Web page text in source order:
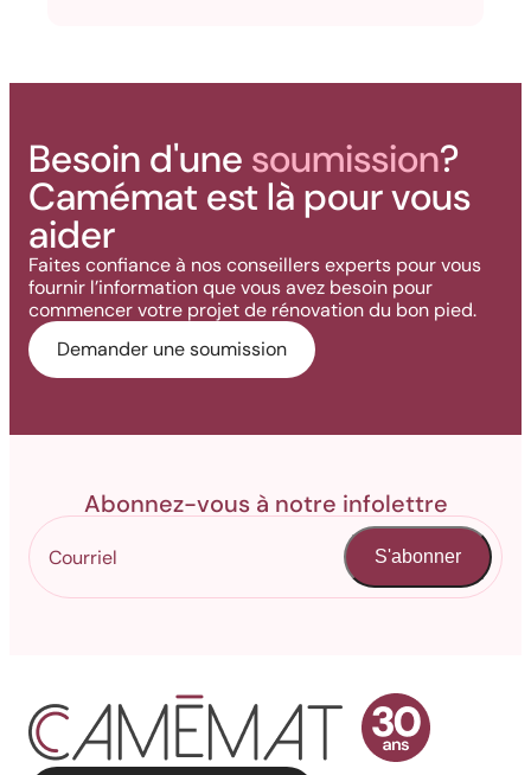
Besoin d'une soumission?
Camémat est là pour vous
aider
Faites confiance à nos conseillers experts pour vous
fournir l’information que vous avez besoin pour
commencer votre projet de rénovation du bon pied.
Demander une soumission
Abonnez-vous à notre infolettre
S'abonner